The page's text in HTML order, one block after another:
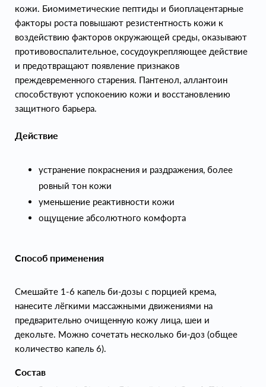
кожи. Биомиметические пептиды и биоплацентарные
факторы роста повышают резистентность кожи к
воздействию факторов окружающей среды, оказывают
противовоспалительное, сосудоукрепляющее действие
и предотвращают появление признаков
преждевременного старения. Пантенол, аллантоин
способствуют успокоению кожи и восстановлению
защитного барьера.
Действие
устранение покраснения и раздражения, более
ровный тон кожи
уменьшение реактивности кожи
ощущение абсолютного комфорта
Способ применения
Смешайте 1-6 капель би-дозы с порцией крема,
нанесите лёгкими массажными движениями на
предварительно очищенную кожу лица, шеи и
декольте. Можно сочетать несколько би-доз (общее
количество капель 6).
Состав